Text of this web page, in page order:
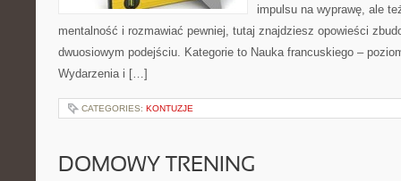
impulsu na wyprawę, ale
mentalność i rozmawiać pewniej, tutaj znajdziesz opowieści
dwuosiowym podejściu. Kategorie to Nauka francuskiego –
Wydarzenia i […]
CATEGORIES: KONTUZJE
DOMOWY TRENING